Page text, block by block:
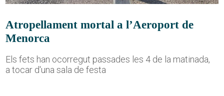
Atropellament mortal a l’Aeroport de
Menorca
Els fets han ocorregut passades les 4 de la matinada,
a tocar d'una sala de festa